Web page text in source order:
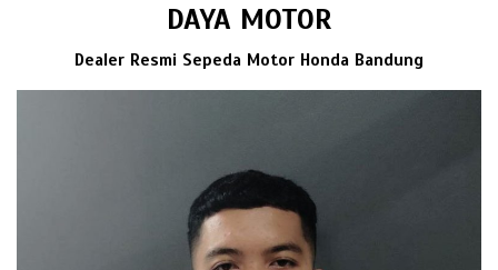
DAYA MOTOR
Dealer Resmi Sepeda Motor Honda Bandung